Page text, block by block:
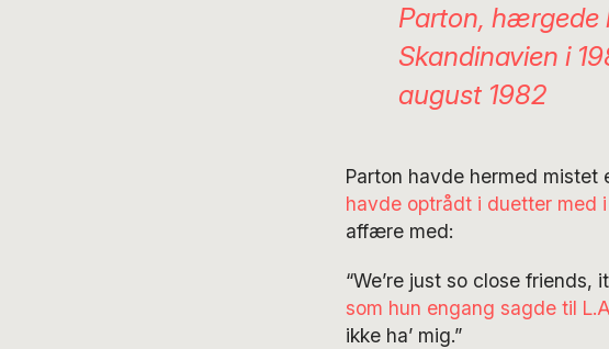
Parton, hærgede
Skandinavien i
august 1982
Parton havde hermed mistet
havde optrådt i duetter med
affære med:
“We’re just so close friends,
som hun engang sagde til
ikke ha’ mig.”